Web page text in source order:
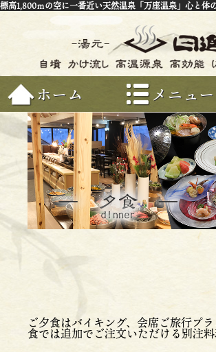
標高1,800ｍの空に一番近い天然温泉「万座温泉」心と体
ホーム メニュー
ご夕食はバイキング、会席ご旅行プ
食では追加でご注文いただける別注